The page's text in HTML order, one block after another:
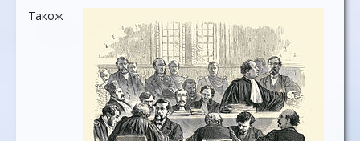
Також